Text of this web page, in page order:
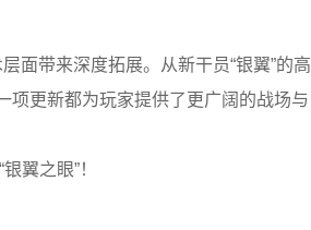
面带来深度拓展。从新干员“银翼”的高
项更新都为玩家提供了更广阔的战场与
翼之眼”！